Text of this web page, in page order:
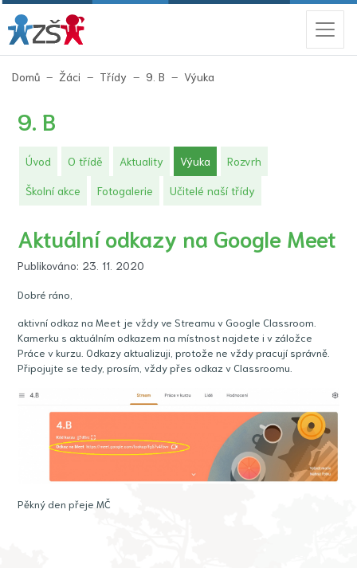
Domů Žáci Třídy 9. B Výuka
9. B
Úvod O třídě Aktuality Výuka(aktuální)
Rozvrh
Školní akce Fotogalerie Učitelé naší třídy
Aktuální odkazy na Google Meet
Publikováno: 23. 11. 2020
Dobré ráno,
aktivní odkaz na Meet je vždy ve Streamu v Google Classroom.
Kamerku s aktuálním odkazem na místnost najdete i v záložce
Práce v kurzu. Odkazy aktualizuji, protože ne vždy pracují správně.
Připojujte se tedy, prosím, vždy přes odkaz v Classroomu.
Pěkný den přeje MČ